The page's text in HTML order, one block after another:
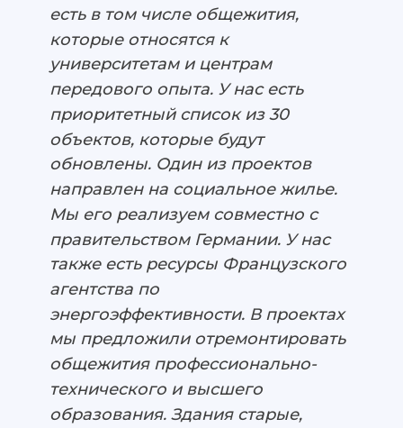
есть в том числе общежития,
которые относятся к
университетам и центрам
передового опыта. У нас есть
приоритетный список из 30
объектов, которые будут
обновлены. Один из проектов
направлен на социальное жилье.
Мы его реализуем совместно с
правительством Германии. У нас
также есть ресурсы Французского
агентства по
энергоэффективности. В проектах
мы предложили отремонтировать
общежития профессионально-
технического и высшего
образования. Здания старые,